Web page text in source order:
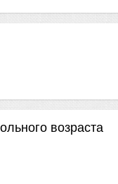
возраста